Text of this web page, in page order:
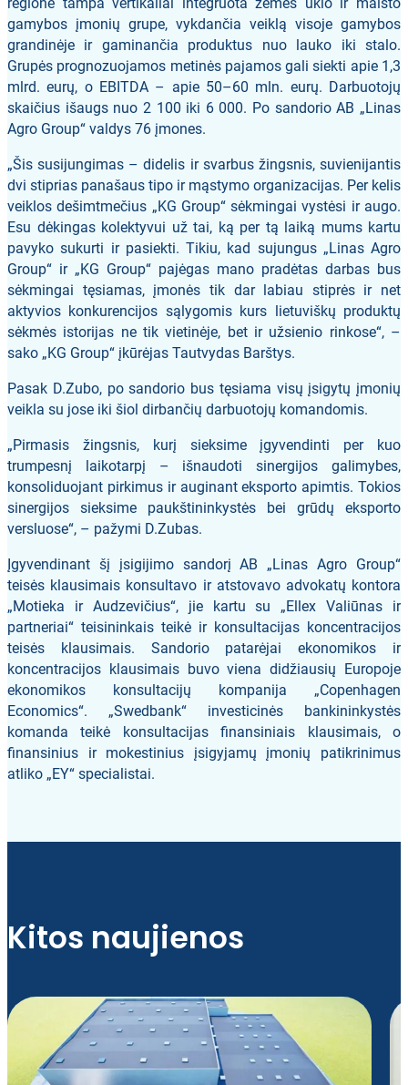
gamybos įmonių grupe, vykdančia veiklą visoje gamybos
grandinėje ir gaminančia produktus nuo lauko iki stalo.
Grupės prognozuojamos metinės pajamos gali siekti apie 1,3
mlrd. eurų, o EBITDA – apie 50–60 mln. eurų. Darbuotojų
skaičius išaugs nuo 2 100 iki 6 000. Po sandorio AB „Linas
Agro Group“ valdys 76 įmones.
„Šis susijungimas – didelis ir svarbus žingsnis, suvienijantis
dvi stiprias panašaus tipo ir mąstymo organizacijas. Per kelis
veiklos dešimtmečius „KG Group“ sėkmingai vystėsi ir augo.
Esu dėkingas kolektyvui už tai, ką per tą laiką mums kartu
pavyko sukurti ir pasiekti. Tikiu, kad sujungus „Linas Agro
Group“ ir „KG Group“ pajėgas mano pradėtas darbas bus
sėkmingai tęsiamas, įmonės tik dar labiau stiprės ir net
aktyvios konkurencijos sąlygomis kurs lietuviškų produktų
sėkmės istorijas ne tik vietinėje, bet ir užsienio rinkose“, –
sako „KG Group“ įkūrėjas Tautvydas Barštys.
Pasak D.Zubo, po sandorio bus tęsiama visų įsigytų įmonių
veikla su jose iki šiol dirbančių darbuotojų komandomis.
„Pirmasis žingsnis, kurį sieksime įgyvendinti per kuo
trumpesnį laikotarpį – išnaudoti sinergijos galimybes,
konsoliduojant pirkimus ir auginant eksporto apimtis. Tokios
sinergijos sieksime paukštininkystės bei grūdų eksporto
versluose“, – pažymi D.Zubas.
Įgyvendinant šį įsigijimo sandorį AB „Linas Agro Group“
teisės klausimais konsultavo ir atstovavo advokatų kontora
„Motieka ir Audzevičius“, jie kartu su „Ellex Valiūnas ir
partneriai“ teisininkais teikė ir konsultacijas koncentracijos
teisės klausimais. Sandorio patarėjai ekonomikos ir
koncentracijos klausimais buvo viena didžiausių Europoje
ekonomikos konsultacijų kompanija „Copenhagen
Economics“. „Swedbank“ investicinės bankininkystės
komanda teikė konsultacijas finansiniais klausimais, o
finansinius ir mokestinius įsigyjamų įmonių patikrinimus
atliko „EY“ specialistai.
Kitos naujienos